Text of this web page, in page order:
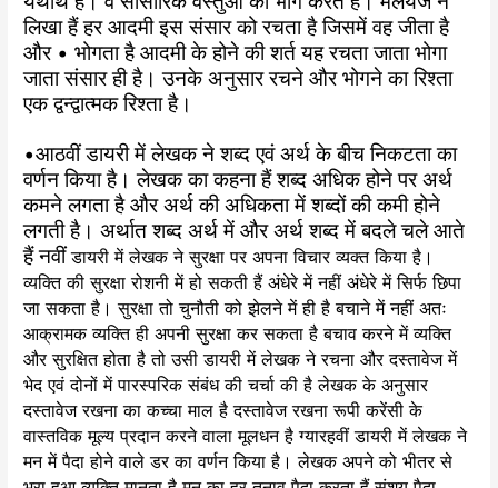
लिखा हैं हर आदमी इस संसार को रचता है जिसमें वह जीता है
और • भोगता है आदमी के होने की शर्त यह रचता जाता भोगा
जाता संसार ही है। उनके अनुसार रचने और भोगने का रिश्ता
एक द्वन्द्वात्मक रिश्ता है।
•आठवीं डायरी में लेखक ने शब्द एवं अर्थ के बीच निकटता का
वर्णन किया है। लेखक का कहना हैं शब्द अधिक होने पर अर्थ
कमने लगता है और अर्थ की अधिकता में शब्दों की कमी होने
लगती है। अर्थात शब्द अर्थ में और अर्थ शब्द में बदले चले आते
हैं नवींडायरी में लेखक ने सुरक्षा पर अपना विचार व्यक्त किया है।
व्यक्ति की सुरक्षा रोशनी में हो सकती हैं अंधेरे में नहीं अंधेरे में सिर्फ छिपा
जा सकता है। सुरक्षा तो चुनौती को झेलने में ही है बचाने में नहीं अतः
आक्रामक व्यक्ति ही अपनी सुरक्षा कर सकता है बचाव करने में व्यक्ति
और सुरक्षित होता है तो उसी डायरी में लेखक ने रचना और दस्तावेज में
भेद एवं दोनों में पारस्परिक संबंध की चर्चा की है लेखक के अनुसार
दस्तावेज रखना का कच्चा माल है दस्तावेज रखना रूपी करेंसी के
वास्तविक मूल्य प्रदान करने वाला मूलधन है ग्यारहवीं डायरी में लेखक ने
मन में पैदा होने वाले डर का वर्णन किया है। लेखक अपने को भीतर से